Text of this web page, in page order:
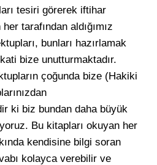
tesiri görerek iftihar
tarafından aldığımız
bunları hazırlamak
bize unutturmaktadır.
çoğunda bize (Hakiki
ki biz bundan daha büyük
Bu kitapları okuyan her
kendisine bilgi soran
kolayca verebilir ve